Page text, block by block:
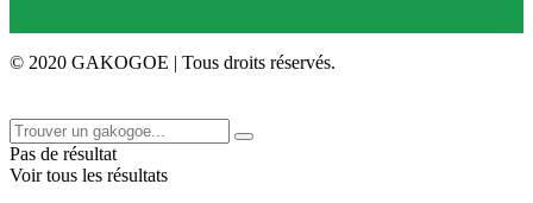
© 2020 GAKOGOE | Tous droits réservés.
Pas de résultat
Voir tous les résultats